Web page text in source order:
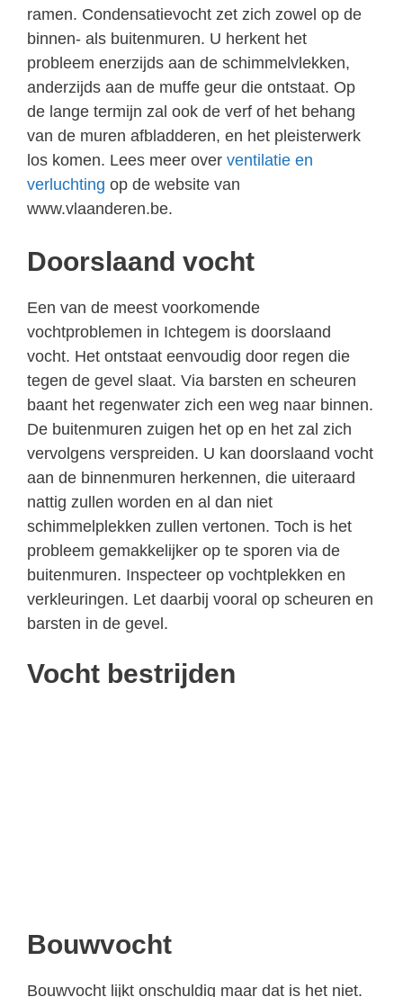
ramen. Condensatievocht zet zich zowel op de
binnen- als buitenmuren. U herkent het
probleem enerzijds aan de schimmelvlekken,
anderzijds aan de muffe geur die ontstaat. Op
de lange termijn zal ook de verf of het behang
van de muren afbladderen, en het pleisterwerk
los komen. Lees meer over ventilatie en
verluchting op de website van
www.vlaanderen.be.
Doorslaand vocht
Een van de meest voorkomende
vochtproblemen in Ichtegem is doorslaand
vocht. Het ontstaat eenvoudig door regen die
tegen de gevel slaat. Via barsten en scheuren
baant het regenwater zich een weg naar binnen.
De buitenmuren zuigen het op en het zal zich
vervolgens verspreiden. U kan doorslaand vocht
aan de binnenmuren herkennen, die uiteraard
nattig zullen worden en al dan niet
schimmelplekken zullen vertonen. Toch is het
probleem gemakkelijker op te sporen via de
buitenmuren. Inspecteer op vochtplekken en
verkleuringen. Let daarbij vooral op scheuren en
barsten in de gevel.
Vocht bestrijden
Bouwvocht
Bouwvocht lijkt onschuldig maar dat is het niet.